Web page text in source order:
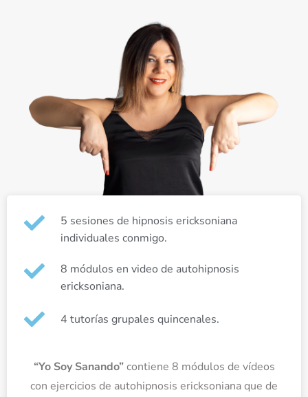
5 sesiones de hipnosis ericksoniana
individuales conmigo.
8 módulos en video de autohipnosis
ericksoniana.
4 tutorías grupales quincenales.
“Yo Soy Sanando”contiene 8 módulos de vídeos
con ejercicios de autohipnosis ericksoniana que de